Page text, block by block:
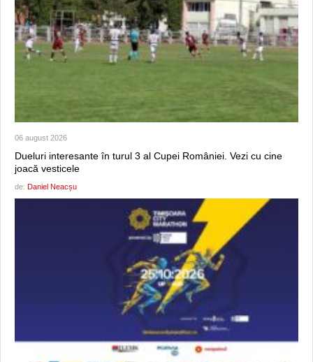
06 august 2026
Dueluri interesante în turul 3 al Cupei României. Vezi cu cine
joacă vesticele
de: Daniel Neacșu